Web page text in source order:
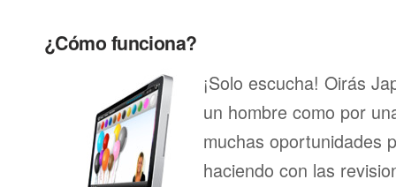
¿Cómo funciona?
¡Solo escucha! Oirás
un hombre como por
muchas oportunidades
haciendo con las